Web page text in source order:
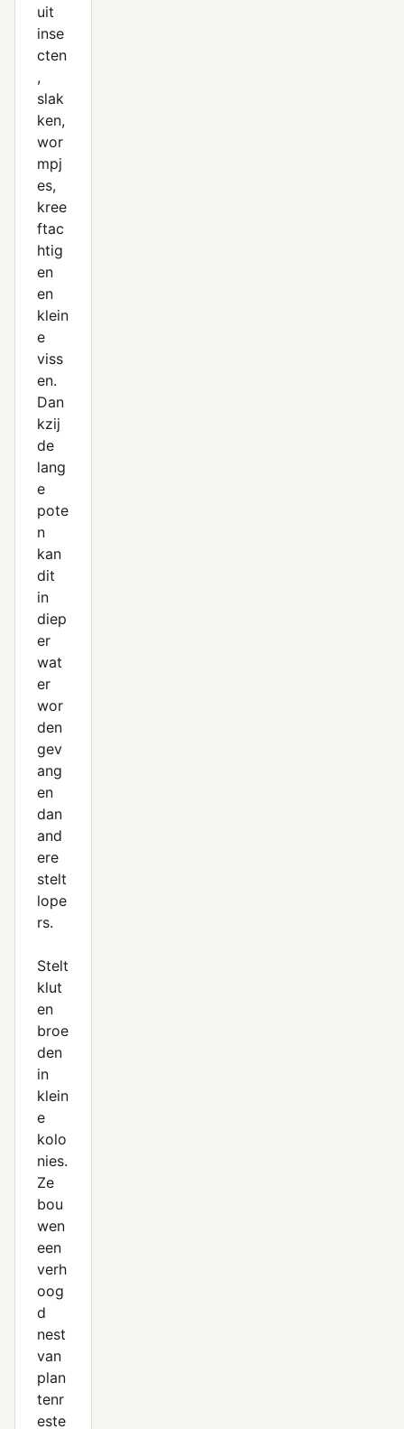
uit
inse
cten
,
slak
ken,
wor
mpj
es,
kree
ftac
htig
en
en
klein
e
viss
en.
Dan
kzij
de
lang
e
pote
n
kan
dit
in
diep
er
wat
er
wor
den
gev
ang
en
dan
and
ere
stelt
lope
rs.
Stelt
klut
en
broe
den
in
klein
e
kolo
nies.
Ze
bou
wen
een
verh
oog
d
nest
van
plan
tenr
este